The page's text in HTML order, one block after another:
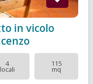
in vicolo
4
locali
115
mq